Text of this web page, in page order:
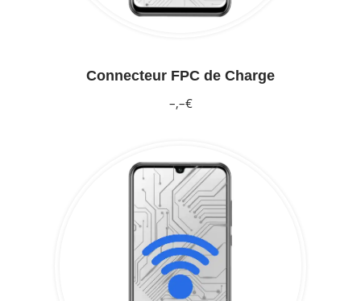
Connecteur FPC de Charge
–,–€